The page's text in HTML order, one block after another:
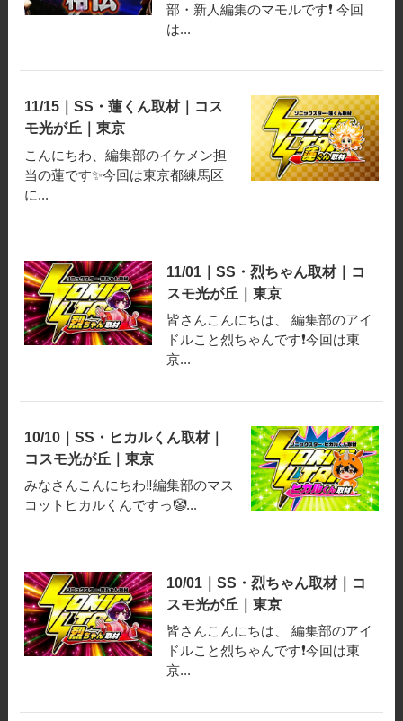
部・新人編集のマモルです❗️ 今回
は...
11/15｜SS・蓮くん取材｜コス
モ光が丘｜東京
こんにちわ、編集部のイケメン担
当の蓮です✨️今回は東京都練馬区
に...
11/01｜SS・烈ちゃん取材｜コ
スモ光が丘｜東京
皆さんこんにちは、 編集部のアイ
ドルこと烈ちゃんです❗️今回は東
京...
10/10｜SS・ヒカルくん取材｜
コスモ光が丘｜東京
みなさんこんにちわ‼️編集部のマス
コットヒカルくんですっ🤡...
10/01｜SS・烈ちゃん取材｜コ
スモ光が丘｜東京
皆さんこんにちは、 編集部のアイ
ドルこと烈ちゃんです❗️今回は東
京...